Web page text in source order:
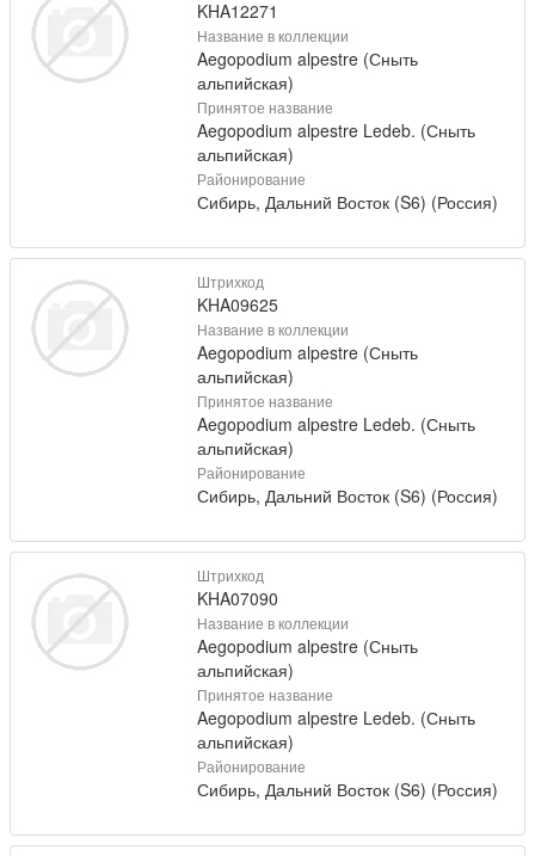
KHA12271
Название в коллекции
Aegopodium alpestre (Сныть
альпийская)
Принятое название
Aegopodium alpestre Ledeb. (Сныть
альпийская)
Районирование
Сибирь, Дальний Восток (S6) (Россия)
Штрихкод
KHA09625
Название в коллекции
Aegopodium alpestre (Сныть
альпийская)
Принятое название
Aegopodium alpestre Ledeb. (Сныть
альпийская)
Районирование
Сибирь, Дальний Восток (S6) (Россия)
Штрихкод
KHA07090
Название в коллекции
Aegopodium alpestre (Сныть
альпийская)
Принятое название
Aegopodium alpestre Ledeb. (Сныть
альпийская)
Районирование
Сибирь, Дальний Восток (S6) (Россия)